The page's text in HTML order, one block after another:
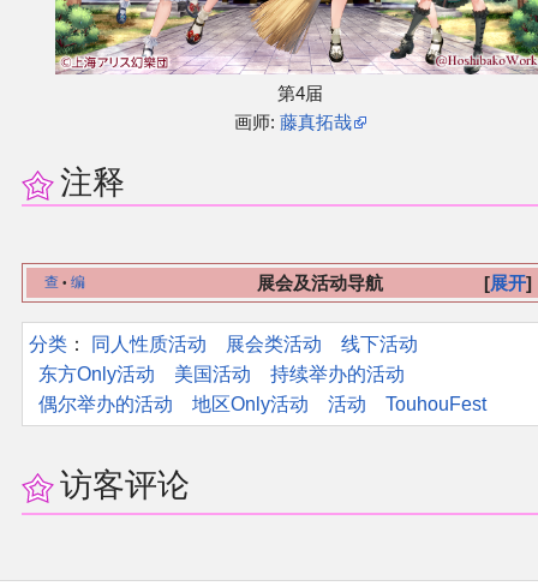
第4届
画师: 藤真拓哉
注释
展开
查 • 编 展会及活动导航
分类 ：​ 同人性质活动 展会类活动
线下活动
东方Only活动
美国活动
持续举办的活动
偶尔举办的活动
地区Only活动 活动 TouhouFest
访客评论